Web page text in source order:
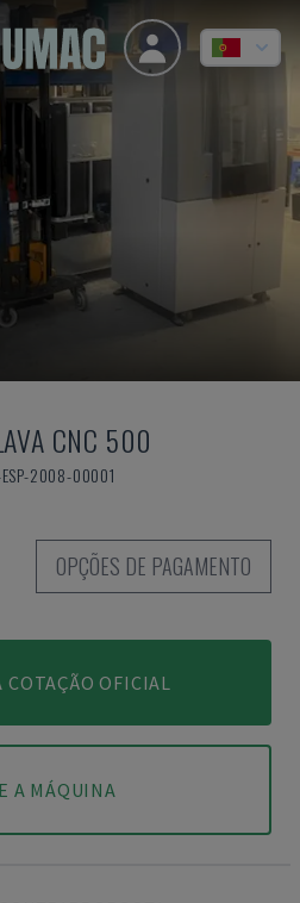
CNC 500
2008-00001
OPÇÕES DE PAGAMENTO
COTAÇÃO OFICIAL
A MÁQUINA